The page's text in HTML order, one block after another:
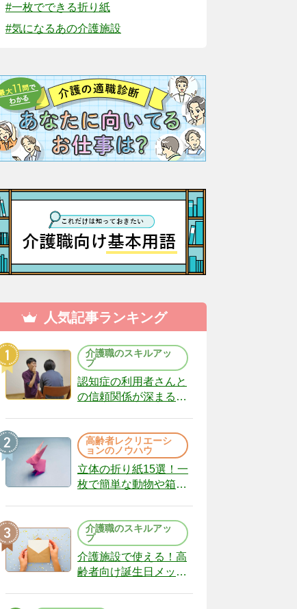
#一枚でできる折り紙
#気になるあの介護施設
人気記事ランキング
介護職のスキルアッ
プ
認知症の利用者さんと
の信頼関係が深まる声
（22）
高齢者レクリエーシ
ョンのノウハウ
立体の折り紙15選！一
枚で簡単な動物や箱、
介護職のスキルアッ
プ
介護施設で使える！高
齢者向け誕生日メッセ